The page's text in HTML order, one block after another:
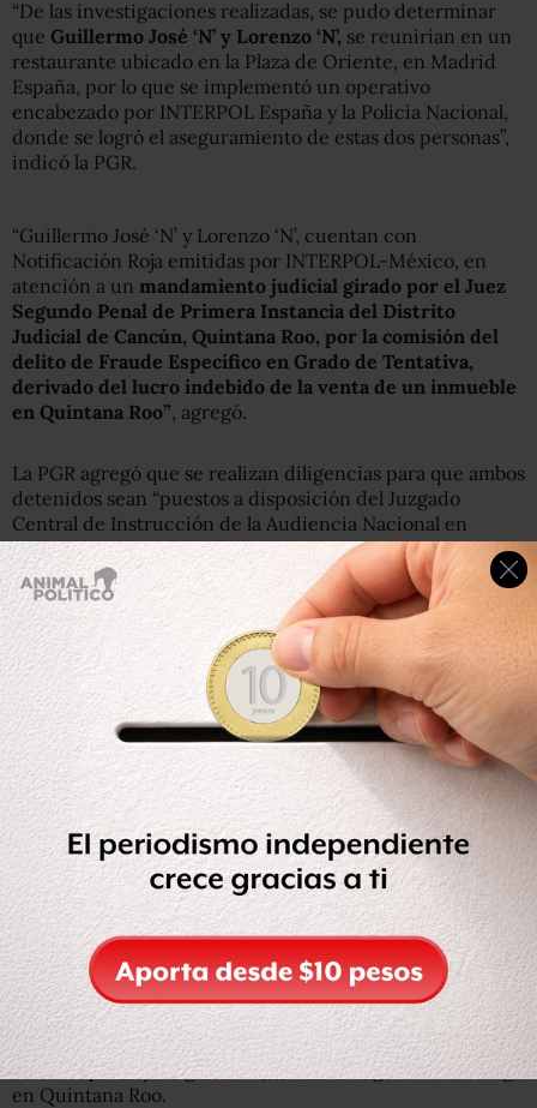
“De las investigaciones realizadas, se pudo determinar
que Guillermo José ‘N’ y Lorenzo ‘N’, se reunirían en un
restaurante ubicado en la Plaza de Oriente, en Madrid
España, por lo que se implementó un operativo
encabezado por INTERPOL España y la Policía Nacional,
donde se logró el aseguramiento de estas dos personas”,
indicó la PGR.
“Guillermo José ‘N’ y Lorenzo ‘N’, cuentan con
Notificación Roja emitidas por INTERPOL-México, en
atención a un mandamiento judicial girado por el Juez
Segundo Penal de Primera Instancia del Distrito
Judicial de Cancún, Quintana Roo, por la comisión del
delito de Fraude Específico en Grado de Tentativa,
derivado del lucro indebido de la venta de un inmueble
en Quintana Roo”, agregó.
La PGR agregó que se realizan diligencias para que ambos
detenidos sean “puestos a disposición del Juzgado
Central de Instrucción de la Audiencia Nacional en
funciones de Guardia,para posteriormente coordinar
los procedimientos en materia jurídica para la
extradición de los detenidos a nuestro país”.
Guillermo José ‘N’ y Lorenzo ‘N’ están acusados de vender
por duplicado 16 predios en Puerto Morelos (primero a
una compañía y luego a otra), durante la gestión de Borge
en Quintana Roo.